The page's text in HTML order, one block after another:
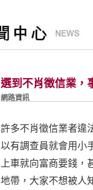
選到不肖徵信業，
網路資訊
許多不肖徵信業者違
以有調查員就會用小
上車就向富商要錢
地帶，大家不想被人